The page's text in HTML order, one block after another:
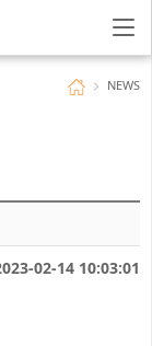
NEWS
02-14 10:03:01